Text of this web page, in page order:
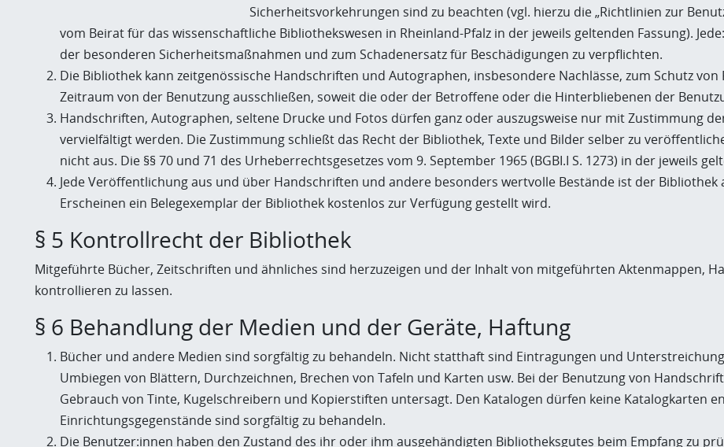
Sicherheitsvorkehrungen sind zu beachten (vgl. hierzu die „Richtlinien zur
vom Beirat für das wissenschaftliche Bibliothekswesen in Rheinland-Pfalz in der jeweils geltenden Fassung).
der besonderen Sicherheitsmaßnahmen und zum Schadenersatz für Beschädigungen zu verpflichten.
Die Bibliothek kann zeitgenössische Handschriften und Autographen, insbesondere Nachlässe, zum Schutz
Zeitraum von der Benutzung ausschließen, soweit die oder der Betroffene oder die Hinterbliebenen der
Handschriften, Autographen, seltene Drucke und Fotos dürfen ganz oder auszugsweise nur mit Zustimmung
vervielfältigt werden. Die Zustimmung schließt das Recht der Bibliothek, Texte und Bilder selber zu
nicht aus. Die §§ 70 und 71 des Urheberrechtsgesetzes vom 9. September 1965 (BGBI.I S. 1273) in der jeweils
Jede Veröffentlichung aus und über Handschriften und andere besonders wertvolle Bestände ist der Bibliothek
Erscheinen ein Belegexemplar der Bibliothek kostenlos zur Verfügung gestellt wird.
§ 5 Kontrollrecht der Bibliothek
Mitgeführte Bücher, Zeitschriften und ähnliches sind herzuzeigen und der Inhalt von mitgeführten Aktenmappen,
kontrollieren zu lassen.
§ 6 Behandlung der Medien und der Geräte, Haftung
Bücher und andere Medien sind sorgfältig zu behandeln. Nicht statthaft sind Eintragungen und
Umbiegen von Blättern, Durchzeichnen, Brechen von Tafeln und Karten usw. Bei der Benutzung von
Gebrauch von Tinte, Kugelschreibern und Kopierstiften untersagt. Den Katalogen dürfen keine Katalogkarten
Einrichtungsgegenstände sind sorgfältig zu behandeln.
Die Benutzer:innen haben den Zustand des ihr oder ihm ausgehändigten Bibliotheksgutes beim Empfang zu